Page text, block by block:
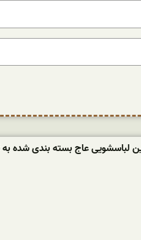
لباسشویی عاج بسته بندی شده